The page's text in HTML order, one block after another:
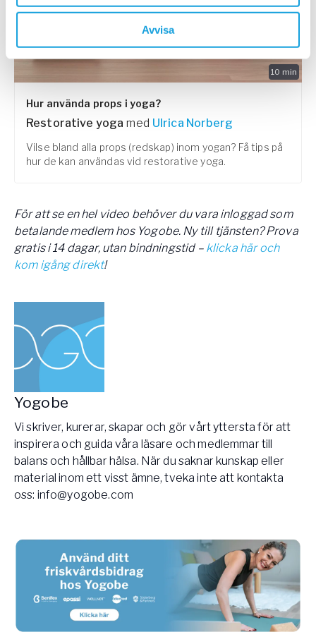
Avvisa
10 min
Hur använda props i yoga?
Restorative yoga med Ulrica Norberg
Vilse bland alla props (redskap) inom yogan? Få tips på
hur de kan användas vid restorative yoga.
För att se en hel video behöver du vara inloggad som
betalande medlem hos Yogobe. Ny till tjänsten? Prova
gratis i 14 dagar, utan bindningstid – klicka här och
kom igång direkt!
Yogobe
Vi skriver, kurerar, skapar och gör vårt yttersta för att
inspirera och guida våra läsare och medlemmar till
balans och hållbar hälsa. När du saknar kunskap eller
material inom ett visst ämne, tveka inte att kontakta
oss: info@yogobe.com